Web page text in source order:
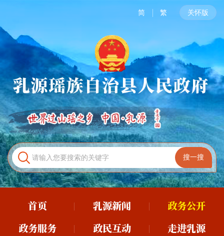
简 繁 关怀版
首页 乳源新闻
政务公开
政务服务
政民互动 走进乳源